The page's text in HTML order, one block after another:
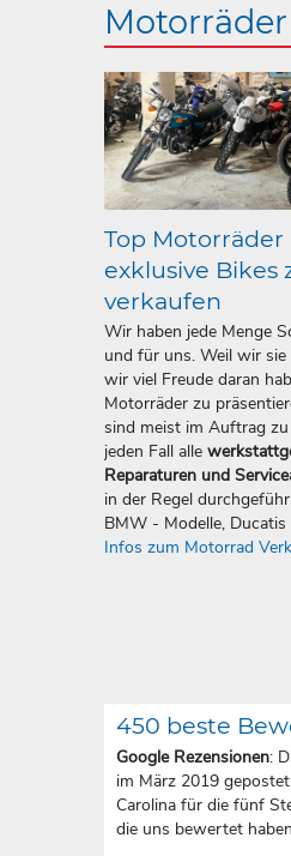
Top Motorräder
exklusive Bikes
verkaufen
Wir haben jede Menge
und für uns. Weil wir
wir viel Freude daran
Motorräder zu
sind meist im Auftrag
jeden Fall alle
Reparaturen und
in der Regel
BMW - Modelle, Ducatis
Infos zum Motorrad
450 beste
Google Rezensionen:
im März 2019
Carolina für die fünf
die uns bewertet